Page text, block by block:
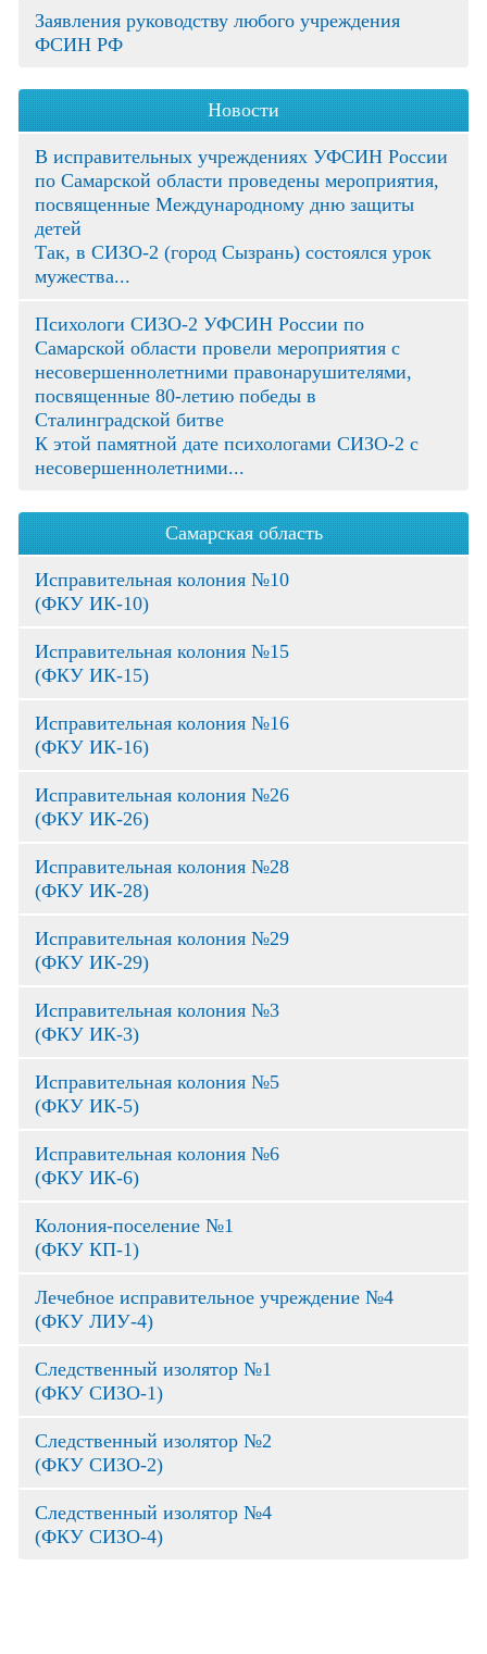
Заявления руководству любого учреждения
ФСИН РФ
Новости
В исправительных учреждениях УФСИН России
по Самарской области проведены мероприятия,
посвященные Международному дню защиты
детей
Так, в СИЗО-2 (город Сызрань) состоялся урок
мужества...
Психологи СИЗО-2 УФСИН России по
Самарской области провели мероприятия с
несовершеннолетними правонарушителями,
посвященные 80-летию победы в
Сталинградской битве
К этой памятной дате психологами СИЗО-2 с
несовершеннолетними...
Самарская область
Исправительная колония №10
(ФКУ ИК-10)
Исправительная колония №15
(ФКУ ИК-15)
Исправительная колония №16
(ФКУ ИК-16)
Исправительная колония №26
(ФКУ ИК-26)
Исправительная колония №28
(ФКУ ИК-28)
Исправительная колония №29
(ФКУ ИК-29)
Исправительная колония №3
(ФКУ ИК-3)
Исправительная колония №5
(ФКУ ИК-5)
Исправительная колония №6
(ФКУ ИК-6)
Колония-поселение №1
(ФКУ КП-1)
Лечебное исправительное учреждение №4
(ФКУ ЛИУ-4)
Следственный изолятор №1
(ФКУ СИЗО-1)
Следственный изолятор №2
(ФКУ СИЗО-2)
Следственный изолятор №4
(ФКУ СИЗО-4)